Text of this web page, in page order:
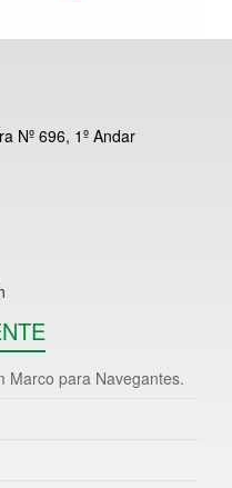
Nº 696, 1º Andar
Marco para Navegantes.